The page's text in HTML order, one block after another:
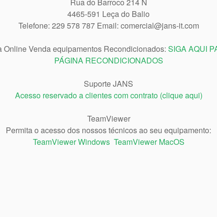
4465-591 Leça do Balio
Telefone: 229 578 787 Email: comercial@jans-it.com
Online Venda equipamentos Recondicionados: SIGA AQUI
PÁGINA RECONDICIONADOS
Suporte JANS
Acesso reservado a clientes com contrato (clique aqui)
TeamViewer
Permita o acesso dos nossos técnicos ao seu equipamento:
TeamViewer Windows TeamViewer MacOS